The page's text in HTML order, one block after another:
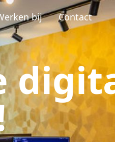
bij Contact